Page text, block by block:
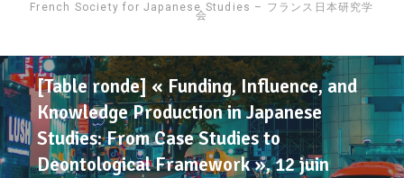
French Society for Japanese Studies – フランス日本研究学
会
[Table ronde] « Funding, Influence, and
Knowledge Production in Japanese
Studies: From Case Studies to
Deontological Framework », 12 juin